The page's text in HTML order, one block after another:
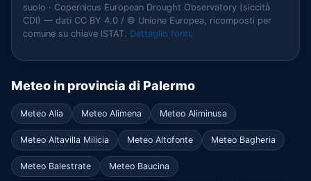
suolo · Copernicus European Drought Observatory (siccità
CDI) — dati CC BY 4.0 / © Unione Europea, ricomposti per
comune su chiave ISTAT. Dettaglio fonti.
Meteo in provincia di Palermo
Meteo Alia Meteo Alimena Meteo Aliminusa
Meteo Altavilla Milicia Meteo Altofonte Meteo Bagheria
Meteo Balestrate Meteo Baucina